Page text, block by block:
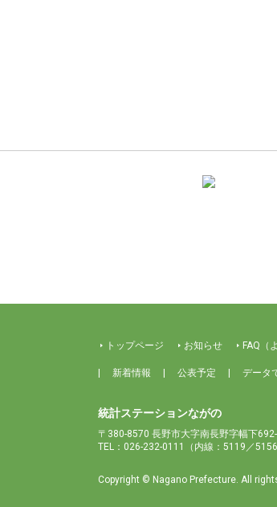
トップページ お知らせ FAQ（
新着情報 公表予定 データ
統計ステーションながの
〒380-8570 長野市大字南長野字幅下
TEL：026-232-0111（内線：5119／
Copyright © Nagano Prefecture. All